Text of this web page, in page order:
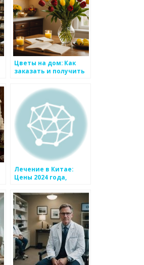
Цветы на дом: Как
заказать и получить
Петербурге 24/7
Лечение в Китае:
Цены 2024 года,
государственные
госпитали